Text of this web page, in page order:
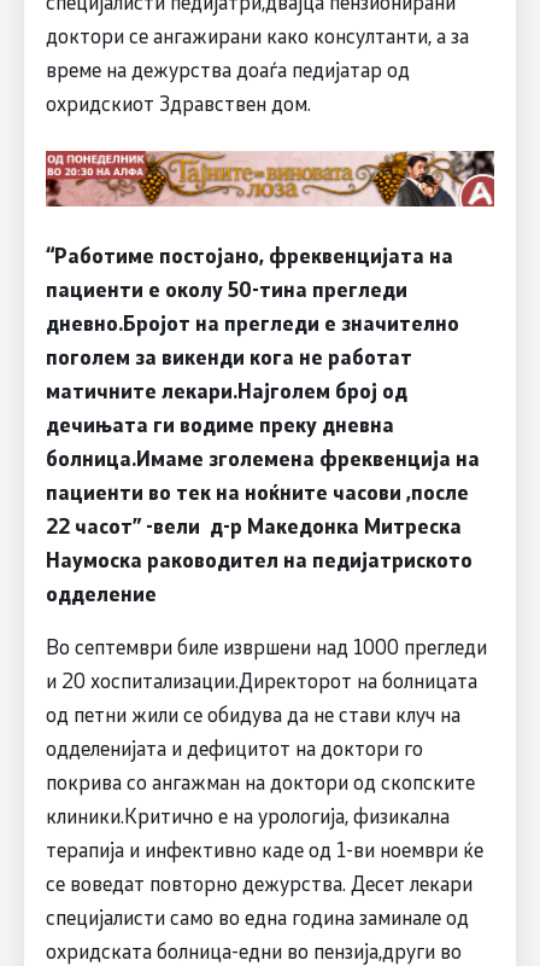
доктори се ангажирани како консултанти, а за
време на дежурства доаѓа педијатар од
охридскиот Здравствен дом.
“Работиме постојано, фреквенцијата на
пациенти е околу 50-тина прегледи
дневно.Бројот на прегледи е значително
поголем за викенди кога не работат
матичните лекари.Најголем број од
дечињата ги водиме преку дневна
болница.Имаме зголемена фреквенција на
пациенти во тек на ноќните часови ,после
22 часот”-вели д-р Македонка Митреска
Наумоска раководител на педијатриското
одделение
Во септември биле извршени над 1000 прегледи
и 20 хоспитализации.Директорот на болницата
од петни жили се обидува да не стави клуч на
одделенијата и дефицитот на доктори го
покрива со ангажман на доктори од скопските
клиники.Критично е на урологија, физикална
терапија и инфективно каде од 1-ви ноември ќе
се воведат повторно дежурства. Десет лекари
специјалисти само во една година заминале од
охридската болница-едни во пензија,други во